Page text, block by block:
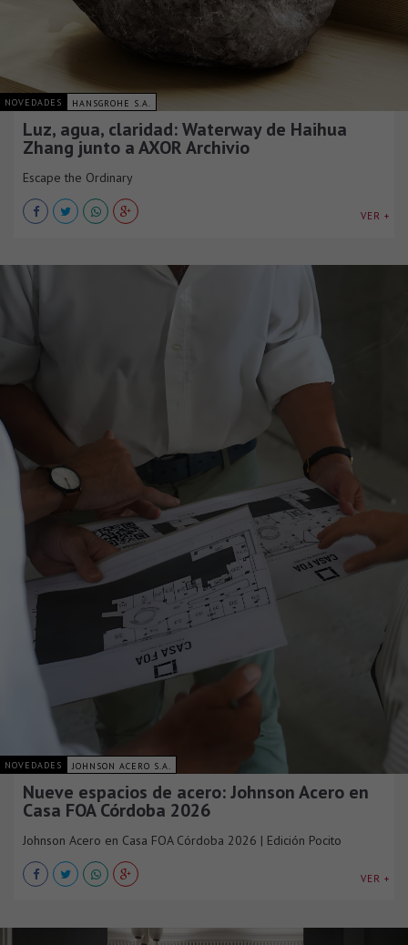
NOVEDADES HANSGROHE S.A.
Luz, agua, claridad: Waterway de Haihua
Zhang junto a AXOR Archivio
Escape the Ordinary
VER +
NOVEDADES JOHNSON ACERO S.A.
Nueve espacios de acero: Johnson Acero en
Casa FOA Córdoba 2026
Johnson Acero en Casa FOA Córdoba 2026 | Edición Pocito
VER +